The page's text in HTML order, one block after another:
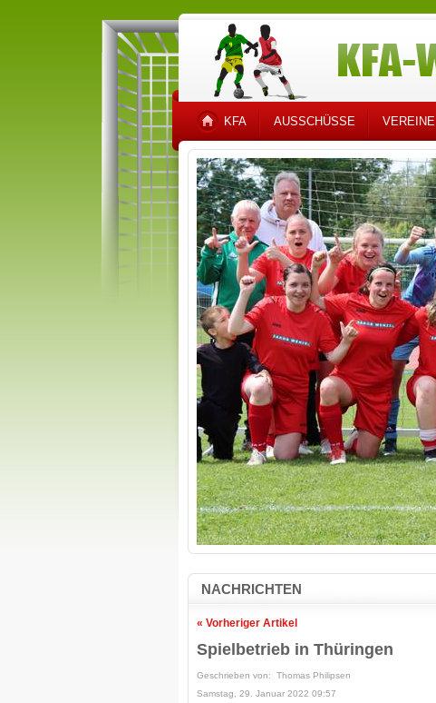
KFA AUSSCHÜSSE VEREINE
NACHRICHTEN
« Vorheriger Artikel
Spielbetrieb in Thüringen
Geschrieben von: Thomas Philipsen
Samstag, 29. Januar 2022 09:57